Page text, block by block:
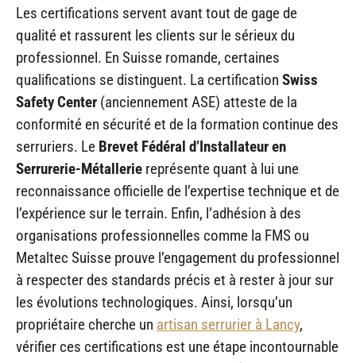
Les certifications servent avant tout de gage de
qualité et rassurent les clients sur le sérieux du
professionnel. En Suisse romande, certaines
qualifications se distinguent. La certification Swiss
Safety Center (anciennement ASE) atteste de la
conformité en sécurité et de la formation continue des
serruriers. Le Brevet Fédéral d’Installateur en
Serrurerie-Métallerie représente quant à lui une
reconnaissance officielle de l’expertise technique et de
l’expérience sur le terrain. Enfin, l’adhésion à des
organisations professionnelles comme la FMS ou
Metaltec Suisse prouve l’engagement du professionnel
à respecter des standards précis et à rester à jour sur
les évolutions technologiques. Ainsi, lorsqu’un
propriétaire cherche un artisan serrurier à Lancy,
vérifier ces certifications est une étape incontournable